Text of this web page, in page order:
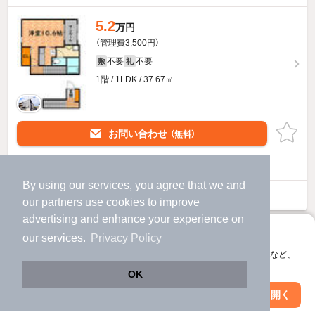
By using our services, you agree that we and
our partners use cookies to improve
advertising and enhance your experience on
our services.
Privacy Policy
OK
アプリに切り替えて、サクサクお部屋探し
会員登録なしですぐ使える。マップ検索やお気に入り保存など、
アプリを開く
5.2万円
（管理費3,500円）
敷 不要 礼 不要
1階 / 1LDK / 37.67㎡
お問い合わせ （無料）
Ｌｅｃｃｉ三日市のすべての部屋を見る
絞り込み条件を変更